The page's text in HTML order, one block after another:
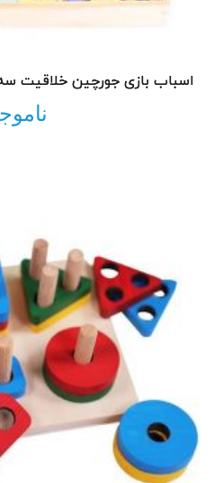
اسباب بازی جورچین خلاقیت